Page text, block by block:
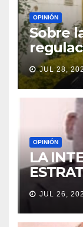
OPINIÓN
Sobre
Judicial
JUL 28,
OPINIÓN
LA
JUL 26,